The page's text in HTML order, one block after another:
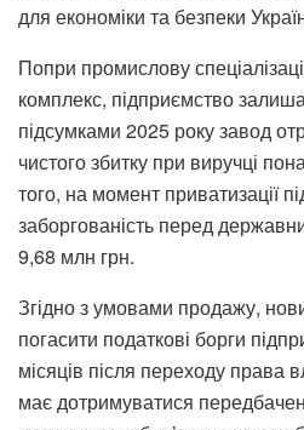
для економіки та безпеки
Попри промислову
комплекс, підприємство
підсумками 2025 року завод
чистого збитку при виручці
того, на момент приватизації
заборгованість перед
9,68 млн грн.
Згідно з умовами продажу,
погасити податкові борги
місяців після переходу права
має дотримуватися